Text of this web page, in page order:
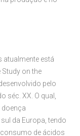
atualmente está
Study on the
pelo
séc. XX. O qual,
doença
da Europa, tendo
de ácidos